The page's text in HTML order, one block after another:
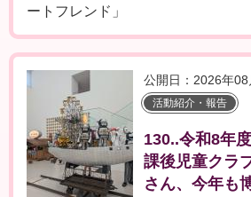
ートフレンド」
公開日：2026年08
活動紹介・報告
130..令和8年
課後児童クラ
さん、今年も